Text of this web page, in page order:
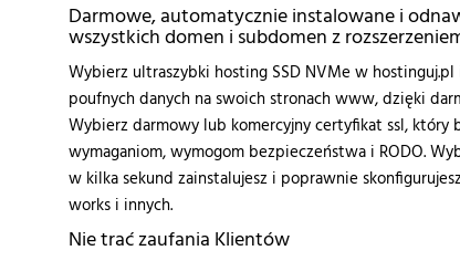
Darmowe, automatycznie instalowane i
wszystkich domen i subdomen z
Wybierz ultraszybki hosting SSD NVMe w
poufnych danych na swoich stronach www, dzięki
Wybierz darmowy lub komercyjny certyfikat ssl, który
wymaganiom, wymogom bezpieczeństwa i RODO.
w kilka sekund zainstalujesz i poprawnie
works i innych.
Nie trać zaufania Klientów